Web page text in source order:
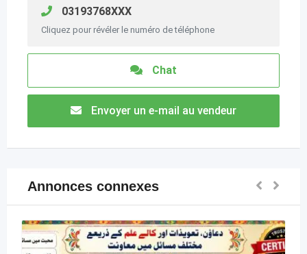
03193768XXX
Cliquez pour révéler le numéro de téléphone
Chat
Envoyer un e-mail au vendeur
Annonces connexes